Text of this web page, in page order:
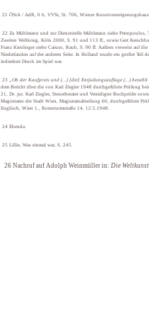
21 ÖStA / AdR, 0 6, VVSt, St. 706, Wiener
22 Zu Mühlmann und zur Dienststelle Mühlmann siehe Petropoulos,
Zweiten Weltkrieg, Köln 2000, S. 91 und 113 ff., sowie Gert
Franz Kieslinger siehe Caruso, Raub, S. 90 ff. Aalders verweist auf
Niederlanden auf der anderen Seite. In Holland wurde ein großer
indirekter Druck im Spiel war.
23 „Ob der Kaufpreis und (…) [die] Entjudungsauflage (…) bezahlt
dem Bericht über die von Karl Ziegler 1948 durchgeführte Prüfung
21, Dr. jur. Karl Ziegler, Steuerberater und Vereidigter Buchprüfer
Magistrates der Stadt Wien, Magistratsabteilung 60, durchgeführte
Englisch, Wien 1., Rotenturmstraße 14, 12.5.1948.
24 Ebenda.
25 Lillie, Was einmal war, S. 245.
26 Nachruf auf Adolph Weinmüller in:Die Weltkunst